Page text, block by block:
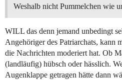
Weshalb nicht Pummelchen wie
WILL das denn jemand unbedingt
Angehöriger des Patriarchats, kann
die Nachrichten moderiert hat. Ob
(landläufig) hübsch oder hässlich.
Augenklappe getragen hätte dann